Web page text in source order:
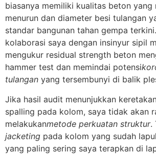
biasanya memiliki kualitas beton yang
menurun dan diameter besi tulangan
standar bangunan tahan gempa
kolaborasi saya dengan insinyur sipil
mengukur residual strength beton
hammer test dan memindai potensi
tulangan yang tersembunyi di balik
Jika hasil audit menunjukkan
spalling pada kolom, saya tidak akan
melakukanmetode perkuatan struktur.
jacketing pada kolom yang sudah
yang paling sering saya terapkan di